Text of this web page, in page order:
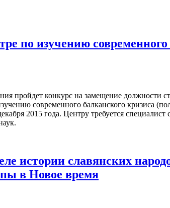
по изучению современного
пройдет конкурс на замещение должности
современного балканского кризиса
2015 года. Центру требуется
истории славянских
в Новое время